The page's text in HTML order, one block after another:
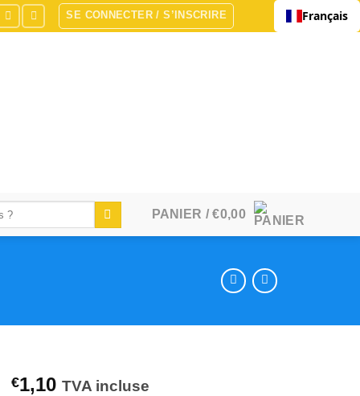
SE CONNECTER / S’INSCRIRE Français
PANIER /€0,00
€1,10 TVA incluse